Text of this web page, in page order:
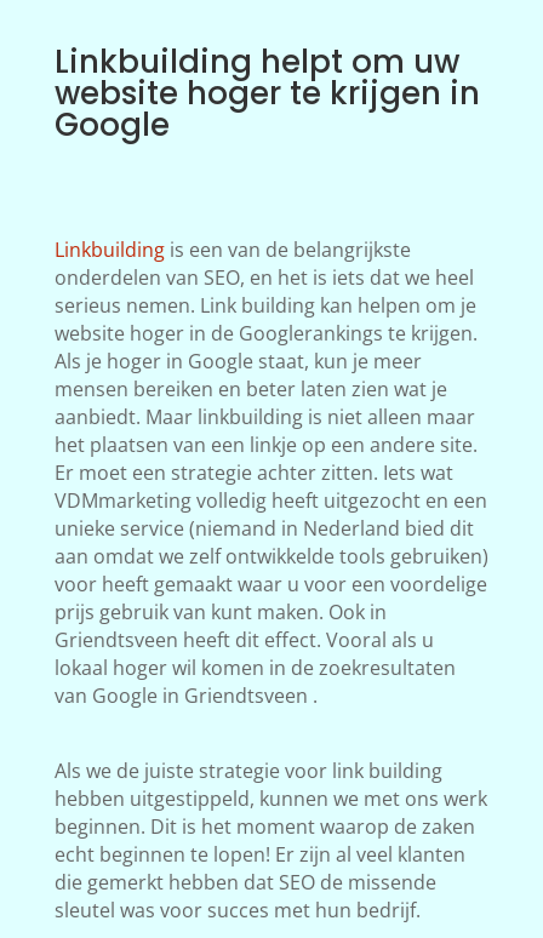
Linkbuilding helpt om uw
website hoger te krijgen in
Google
Linkbuildingis een van de belangrijkste
onderdelen van SEO, en het is iets dat we heel
serieus nemen. Link building kan helpen om je
website hoger in de Googlerankings te krijgen.
Als je hoger in Google staat, kun je meer
mensen bereiken en beter laten zien wat je
aanbiedt. Maar linkbuilding is niet alleen maar
het plaatsen van een linkje op een andere site.
Er moet een strategie achter zitten. Iets wat
VDMmarketing volledig heeft uitgezocht en een
unieke service (niemand in Nederland bied dit
aan omdat we zelf ontwikkelde tools gebruiken)
voor heeft gemaakt waar u voor een voordelige
prijs gebruik van kunt maken. Ook in
Griendtsveen heeft dit effect. Vooral als u
lokaal hoger wil komen in de zoekresultaten
van Google in Griendtsveen .
Als we de juiste strategie voor link building
hebben uitgestippeld, kunnen we met ons werk
beginnen. Dit is het moment waarop de zaken
echt beginnen te lopen! Er zijn al veel klanten
die gemerkt hebben dat SEO de missende
sleutel was voor succes met hun bedrijf.